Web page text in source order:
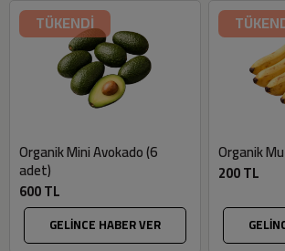
TÜKENDİ
Organik Mini Avokado (6
adet)
600 TL
GELİNCE HABER VER
Organik
200 TL